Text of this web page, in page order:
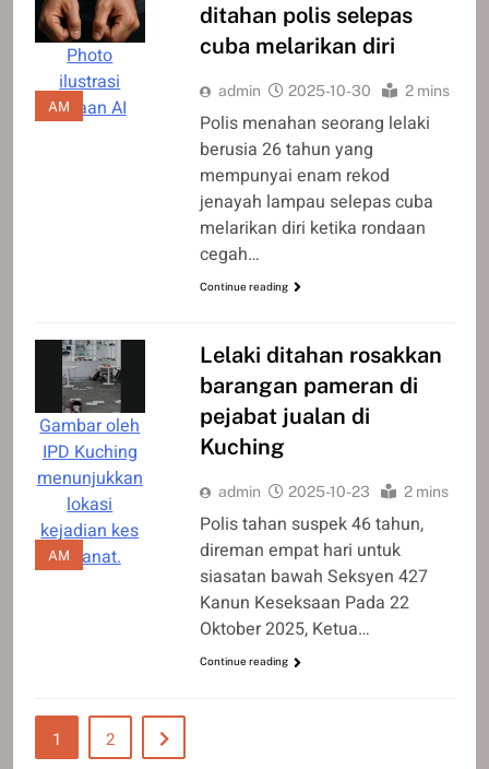
Photo
ilustrasi
janaan AI
AM
ditahan polis selepas
cuba melarikan diri
admin 2025-10-30 2 mins
Polis menahan seorang lelaki
berusia 26 tahun yang
mempunyai enam rekod
jenayah lampau selepas cuba
melarikan diri ketika rondaan
cegah…
Continue reading
Gambar oleh
IPD Kuching
menunjukkan
lokasi
kejadian kes
khianat.
AM
Lelaki ditahan rosakkan
barangan pameran di
pejabat jualan di
Kuching
admin 2025-10-23 2 mins
Polis tahan suspek 46 tahun,
direman empat hari untuk
siasatan bawah Seksyen 427
Kanun Keseksaan Pada 22
Oktober 2025, Ketua…
Continue reading
1 2